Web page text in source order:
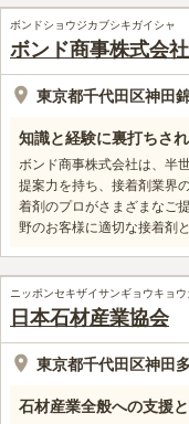
ボンドショウジカブシキガイシャ
ボンド商事株式会社
東京都千代田区神田
知識と経験に裏打ちさ
ボンド商事株式会社は、半
提案力を持ち、接着剤業界
着剤のプロがさまざまなご
野のお客様に適切な接着剤
ニッポンセキザイサンギョウキョウ
日本石材産業協会
東京都千代田区神田
石材産業全般への支援